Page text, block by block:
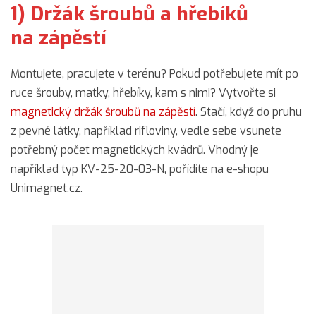
1) Držák šroubů a hřebíků
na zápěstí
Montujete, pracujete v terénu? Pokud potřebujete mít po
ruce šrouby, matky, hřebíky, kam s nimi? Vytvořte si
magnetický držák šroubů na zápěstí. Stačí, když do pruhu
z pevné látky, například rifloviny, vedle sebe vsunete
potřebný počet magnetických kvádrů. Vhodný je
například typ KV-25-20-03-N, pořídíte na e-shopu
Unimagnet.cz.